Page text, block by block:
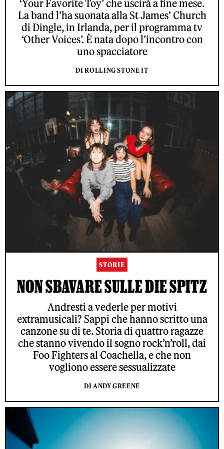
‘Your Favorite Toy’ che uscirà a fine mese.
La band l’ha suonata alla St James’ Church
di Dingle, in Irlanda, per il programma tv
‘Other Voices’. È nata dopo l’incontro con
uno spacciatore
DI ROLLING STONE IT
STORIE
NON SBAVARE SULLE DIE SPITZ
Andresti a vederle per motivi
extramusicali? Sappi che hanno scritto una
canzone su di te. Storia di quattro ragazze
che stanno vivendo il sogno rock’n’roll, dai
Foo Fighters al Coachella, e che non
vogliono essere sessualizzate
DI ANDY GREENE